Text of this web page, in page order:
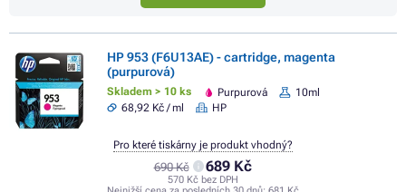
HP 953 (F6U13AE) - cartridge, magenta
(purpurová)
Skladem > 10 ks Purpurová
10ml
68,92 Kč / ml
HP
690 Kč 689 Kč
570 Kč bez DPH
Pro které tiskárny je produkt vhodný?